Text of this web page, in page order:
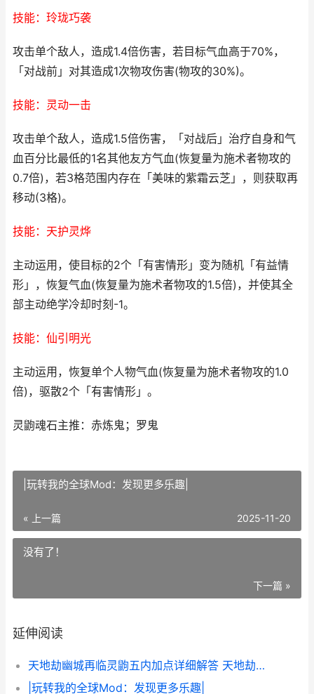
技能：玲珑巧袭
攻击单个敌人，造成1.4倍伤害，若目标气血高于70%，
「对战前」对其造成1次物攻伤害(物攻的30%)。
技能：灵动一击
攻击单个敌人，造成1.5倍伤害，「对战后」治疗自身和气
血百分比最低的1名其他友方气血(恢复量为施术者物攻的
0.7倍)，若3格范围内存在「美味的紫霜云芝」，则获取再
移动(3格)。
技能：天护灵烨
主动运用，使目标的2个「有害情形」变为随机「有益情
形」，恢复气血(恢复量为施术者物攻的1.5倍)，并使其全
部主动绝学冷却时刻-1。
技能：仙引明光
主动运用，恢复单个人物气血(恢复量为施术者物攻的1.0
倍)，驱散2个「有害情形」。
灵鼩魂石主推：赤炼鬼；罗鬼
|玩转我的全球Mod：发现更多乐趣|
« 上一篇 2025-11-20
没有了！
下一篇 »
延伸阅读
天地劫幽城再临灵鼩五内加点详细解答 天地劫幽城再临是单机吗
|玩转我的全球Mod：发现更多乐趣|